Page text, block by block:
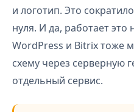
и логотип. Это
нуля. И да, работает это
WordPress и Bitrix тоже
схему через серверную
отдельный сервис.